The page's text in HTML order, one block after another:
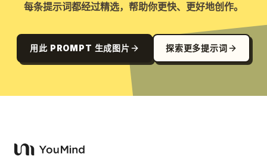
每条提示词都经过精选，帮助你更快、更好地创作。
用此 PROMPT 生成图片 探索更多提示词